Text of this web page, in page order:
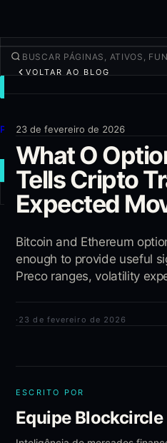
Produtos
Mais
NOVA OPERAÇÃO
Entrar
VOLTAR AO BLOG
23 de fevereiro de 2026
What O
Tells Cripto
Expected
Bitcoin and Ethereum
enough to provide useful
Preco ranges, volatility
· 23 de fevereiro de 2026
ESCRITO POR
Equipe Blockcircle